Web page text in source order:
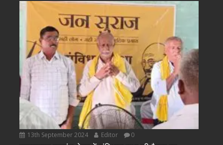
13th September 2024 Editor 0